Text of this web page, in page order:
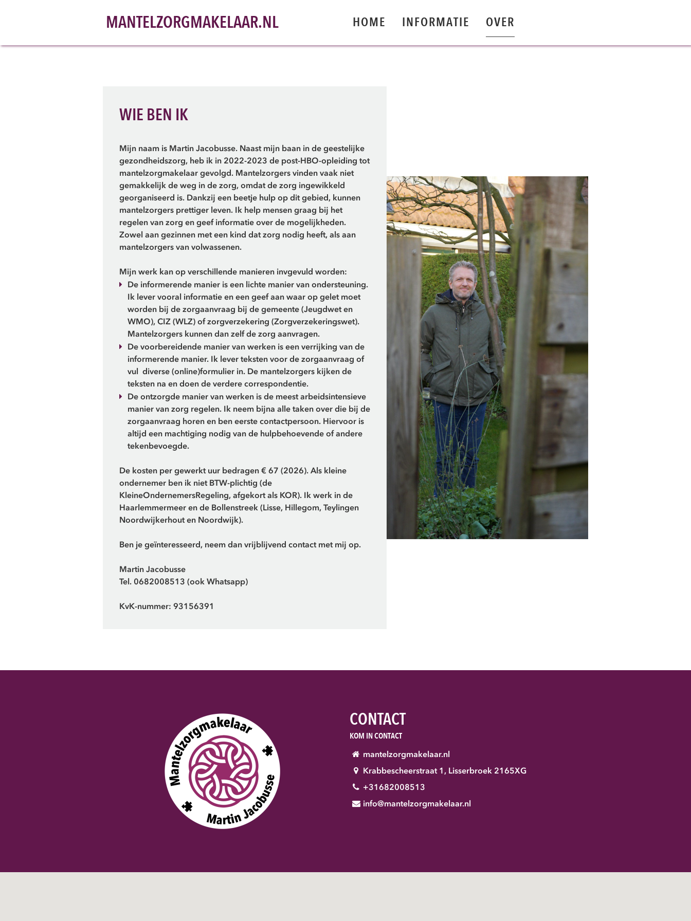
MANTELZORGMAKELAAR.NL HOME INFORMATIE OVER
WIE BEN IK
Mijn naam is Martin Jacobusse. Naast mijn baan in de geestelijke
gezondheidszorg, heb ik in 2022-2023 de post-HBO-opleiding tot
mantelzorgmakelaar gevolgd. Mantelzorgers vinden vaak niet
gemakkelijk de weg in de zorg, omdat de zorg ingewikkeld
georganiseerd is. Dankzij een beetje hulp op dit gebied, kunnen
mantelzorgers prettiger leven. Ik help mensen graag bij het
regelen van zorg en geef informatie over de mogelijkheden.
Zowel aan gezinnen met een kind dat zorg nodig heeft, als aan
mantelzorgers van volwassenen.
Mijn werk kan op verschillende manieren invgevuld worden:
De informerende manier is een lichte manier van ondersteuning.
Ik lever vooral informatie en een geef aan waar op gelet moet
worden bij de zorgaanvraag bij de gemeente (Jeugdwet en
WMO), CIZ (WLZ) of zorgverzekering (Zorgverzekeringswet).
Mantelzorgers kunnen dan zelf de zorg aanvragen.
De voorbereidende manier van werken is een verrijking van de
informerende manier. Ik lever teksten voor de zorgaanvraag of
vul diverse (online)formulier in. De mantelzorgers kijken de
teksten na en doen de verdere correspondentie.
De ontzorgde manier van werken is de meest arbeidsintensieve
manier van zorg regelen. Ik neem bijna alle taken over die bij de
zorgaanvraag horen en ben eerste contactpersoon. Hiervoor is
altijd een machtiging nodig van de hulpbehoevende of andere
tekenbevoegde.
De kosten per gewerkt uur bedragen € 67 (2026). Als kleine
ondernemer ben ik niet BTW-plichtig (de
KleineOndernemersRegeling, afgekort als KOR). Ik werk in de
Haarlemmermeer en de Bollenstreek (Lisse, Hillegom, Teylingen
Noordwijkerhout en Noordwijk).
Ben je geïnteresseerd, neem dan vrijblijvend contact met mij op.
Martin Jacobusse
Tel. 0682008513 (ook Whatsapp)
KvK-nummer: 93156391
CONTACT
KOM IN CONTACT
mantelzorgmakelaar.nl
Krabbescheerstraat 1, Lisserbroek 2165XG
+31682008513
info@mantelzorgmakelaar.nl